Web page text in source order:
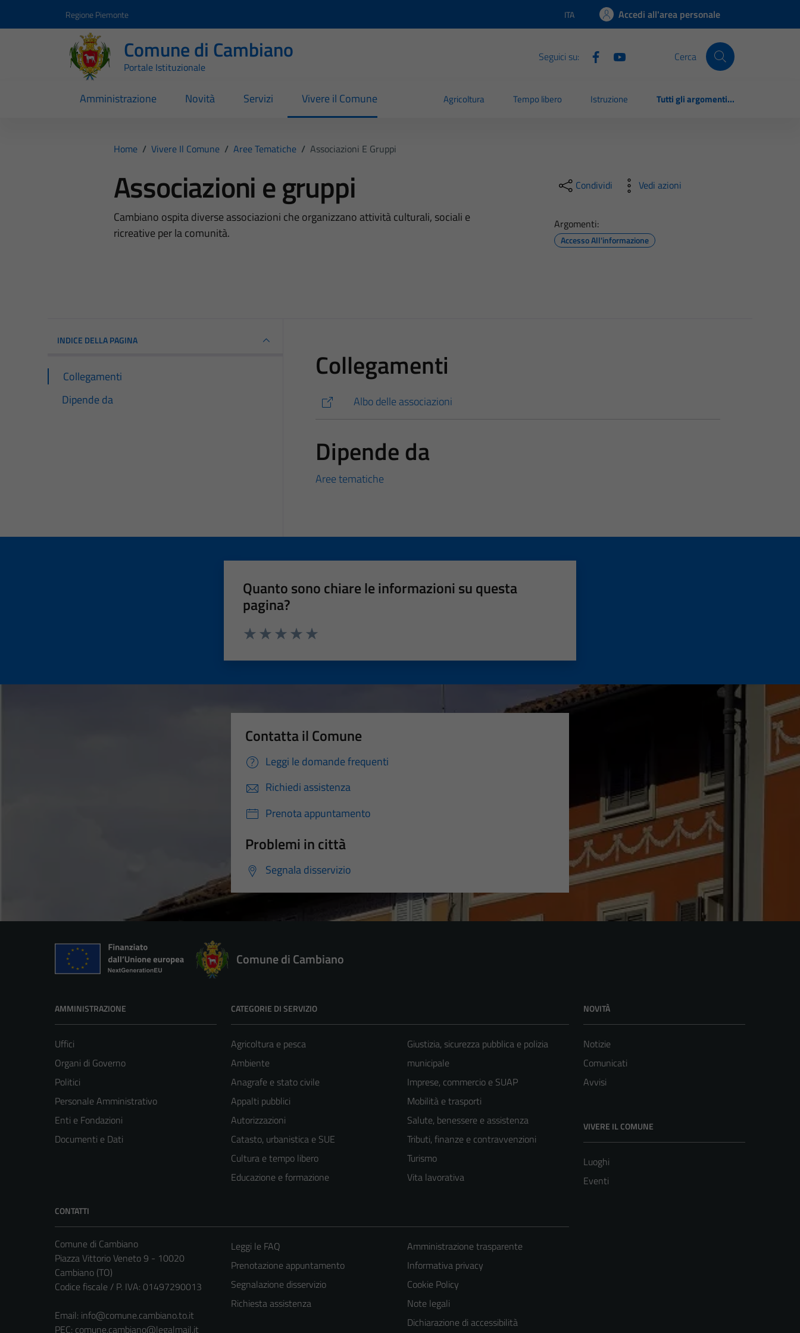
Regione Piemonte Lingua attiva:
ITA Accedi all'area personale
Comune di Cambiano
Portale Istituzionale
Seguici su: Cerca
Amministrazione Novità Servizi Vivere il Comune Agricoltura Tempo libero Istruzione Tutti gli argomenti...
Home / Vivere Il Comune / Aree Tematiche / Associazioni E Gruppi
Associazioni e gruppi
Cambiano ospita diverse associazioni che organizzano attività culturali, sociali e
ricreative per la comunità.
Condividi Vedi azioni
Argomenti:
Accesso All'informazione
INDICE DELLA PAGINA
Collegamenti
Dipende da
Collegamenti
Albo delle associazioni
Dipende da
Aree tematiche
Quanto sono chiare le informazioni su questa
pagina?
Contatta il Comune
Leggi le domande frequenti
Richiedi assistenza
Prenota appuntamento
Problemi in città
Segnala disservizio
Comune di Cambiano
AMMINISTRAZIONE
Uffici
Organi di Governo
Politici
Personale Amministrativo
Enti e Fondazioni
Documenti e Dati
CATEGORIE DI SERVIZIO
Agricoltura e pesca
Ambiente
Anagrafe e stato civile
Appalti pubblici
Autorizzazioni
Catasto, urbanistica e SUE
Cultura e tempo libero
Educazione e formazione
Giustizia, sicurezza pubblica e polizia
municipale
Imprese, commercio e SUAP
Mobilità e trasporti
Salute, benessere e assistenza
Tributi, finanze e contravvenzioni
Turismo
Vita lavorativa
NOVITÀ
Notizie
Comunicati
Avvisi
VIVERE IL COMUNE
Luoghi
Eventi
CONTATTI
Comune di Cambiano
Piazza Vittorio Veneto 9 - 10020
Cambiano (TO)
Codice fiscale / P. IVA: 01497290013
Email: info@comune.cambiano.to.it
PEC: comune.cambiano@legalmail.it
Leggi le FAQ
Prenotazione appuntamento
Segnalazione disservizio
Richiesta assistenza
Amministrazione trasparente
Informativa privacy
Cookie Policy
Note legali
Dichiarazione di accessibilità